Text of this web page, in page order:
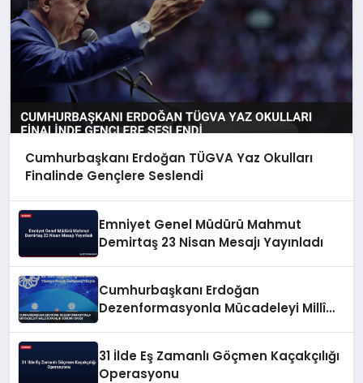
Cumhurbaşkanı Erdoğan TÜGVA Yaz Okulları
Finalinde Gençlere Seslendi
Emniyet Genel Müdürü Mahmut
Demirtaş 23 Nisan Mesajı Yayınladı
Cumhurbaşkanı Erdoğan
Dezenformasyonla Mücadeleyi Millî
31 İlde Eş Zamanlı Göçmen Kaçakçılığı
Operasyonu